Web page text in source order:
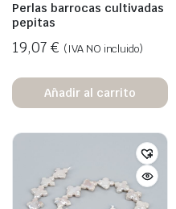
Perlas barrocas cultivadas
pepitas
19,07 € (IVA NO incluido)
Añadir al carrito